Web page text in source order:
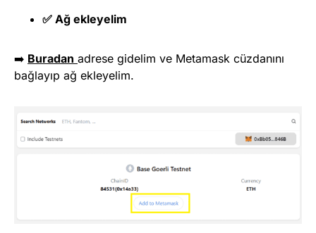
✅ Ağ ekleyelim
➡️ Buradan adrese gidelim ve Metamask cüzdanını
bağlayıp ağ ekleyelim.